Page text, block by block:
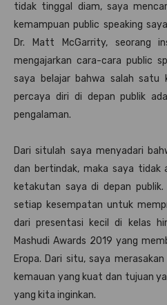
tidak tinggal diam, saya
kemampuan public speaking
Dr. Matt McGarrity, seorang
mengajarkan cara-cara public
saya belajar bahwa salah satu
percaya diri di depan publik
pengalaman.
Dari situlah saya menyadari
dan bertindak, maka saya tidak
ketakutan saya di depan
setiap kesempatan untuk
dari presentasi kecil di kelas
Mashudi Awards 2019 yang
Eropa. Dari situ, saya
kemauan yang kuat dan tujuan
yang kita inginkan.